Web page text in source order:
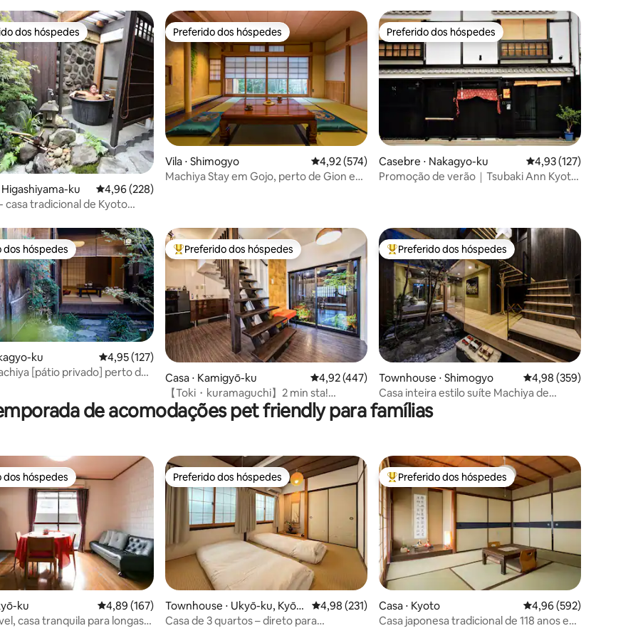
de 5, 160 avaliações
preferidos dos hóspedes
dos hóspedes
Higashiyama-ku 4,96 de uma avaliação média de 5, 228 avaliações
4,96 (228)
casa tradicional de Kyoto
Preferido dos hóspedes
Preferido dos hóspedes
Vila ⋅ Shimogyo 4,92 de uma avaliação média de 5, 574 avaliações
4,92 (574)
Machiya Stay em Gojo, perto de Gion e
Preferido dos hóspedes
Preferido dos hóspedes
Casebre ⋅ Nakagyo-ku 4,93 de uma avaliação
4,93 (127)
Promoção de verão｜Tsubaki Ann Kyoto
de 5, 292 avaliações
dos hóspedes
dos hóspedes
ku 4,95 de uma avaliação média de 5, 127 avaliações
4,95 (127)
[pátio privado] perto de
da rua comercial Sanjo
Entre os melhores preferidos dos hóspedes
Preferido dos hóspedes
Casa ⋅ Kamigyō-ku 4,92 de uma avaliação média de 5, 447 avaliações
4,92 (447)
【Toki・kuramaguchi】2 min sta!
Traditional 2 story!
Entre os melhores preferidos dos hóspedes
Preferido dos hóspedes
Townhouse ⋅ Shimogyo 4,98 de uma avaliação
4,98 (359)
Casa inteira estilo suíte Machiya de
Quioto
de acomodações pet friendly para famílias
de 5, 364 avaliações
dos hóspedes
dos hóspedes
ku 4,89 de uma avaliação média de 5, 167 avaliações
4,89 (167)
casa tranquila para longas
Preferido dos hóspedes
Preferido dos hóspedes
Townhouse ⋅ Ukyō-ku, Kyōt
o-shi
4,98 de uma avaliação média de 5, 231 avaliações
4,98 (231)
Casa de 3 quartos – direto para
Entre os melhores preferidos dos hóspedes
Preferido dos hóspedes
Casa ⋅ Kyoto 4,96 de uma avaliação
4,96 (592)
Casa japonesa tradicional de 118 anos em